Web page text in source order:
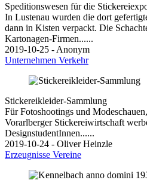
Speditionswesen für die
In Lustenau wurden die dort
dann in Kisten verpackt. Die
Kartonagen-Firmen......
2019-10-25 - Anonym
Unternehmen Verkehr
Stickereikleider-Sammlung
Für Fotoshootings und
Vorarlberger Stickereiwirtschaft
DesignstudentInnen......
2019-10-24 - Oliver Heinzle
Erzeugnisse Vereine